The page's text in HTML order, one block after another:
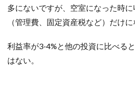
多にないですが、空室になった時
（管理費、固定資産税など）だけに
利益率が3-4%と他の投資に比べる
はない。